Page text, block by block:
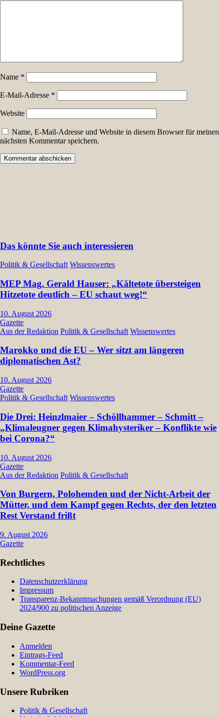
Name *
E-Mail-Adresse *
Website
Name, E-Mail-Adresse und Website in diesem Browser für meinen
nächsten Kommentar speichern.
Das könnte Sie auch interessieren
Politik & Gesellschaft Wissenswertes
MEP Mag. Gerald Hauser: „Kältetote übersteigen
Hitzetote deutlich – EU schaut weg!“
10. August 2026
Gazette
Aus der Redaktion Politik & Gesellschaft Wissenswertes
Marokko und die EU – Wer sitzt am längeren
diplomatischen Ast?
10. August 2026
Gazette
Politik & Gesellschaft Wissenswertes
Die Drei: Heinzlmaier – Schöllhammer – Schmitt –
„Klimaleugner gegen Klimahysteriker – Konflikte wie
bei Corona?“
10. August 2026
Gazette
Aus der Redaktion Politik & Gesellschaft
Von Burgern, Polohemden und der Nicht-Arbeit der
Mütter, und dem Kampf gegen Rechts, der den letzten
Rest Verstand frißt
9. August 2026
Gazette
Rechtliches
Datenschutzerklärung
Impressum
Transparenz-Bekanntmachungen gemäß Verordnung (EU)
2024/900 zu politischen Anzeige
Deine Gazette
Anmelden
Eintrags-Feed
Kommentar-Feed
WordPress.org
Unsere Rubriken
Politik & Gesellschaft